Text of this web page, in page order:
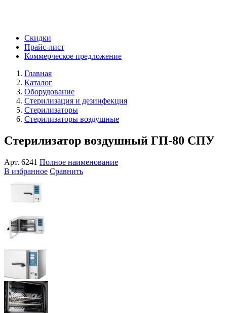
Скидки
Прайс-лист
Коммерческое предложение
Главная
Каталог
Оборудование
Стерилизация и дезинфекция
Стерилизаторы
Стерилизаторы воздушные
Стерилизатор воздушный ГП-80 СПУ
Арт. 6241 Полное наименование
В избранное Сравнить